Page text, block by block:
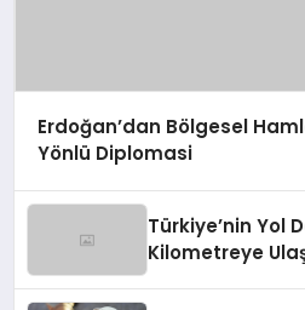
Erdoğan’dan Bölgesel
Yönlü Diplomasi
Türkiye’nin Yol
Kilometreye